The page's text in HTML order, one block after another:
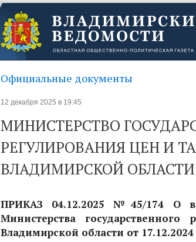
Официальные документы
12 декабря 2025 в 19:45
МИНИСТЕРСТВО
РЕГУЛИРОВАНИЯ ЦЕН И
ВЛАДИМИРСКОЙ ОБЛАСТИ
ПРИКАЗ 04.12.2025 №45/174 О
Министерства
Владимирской области от